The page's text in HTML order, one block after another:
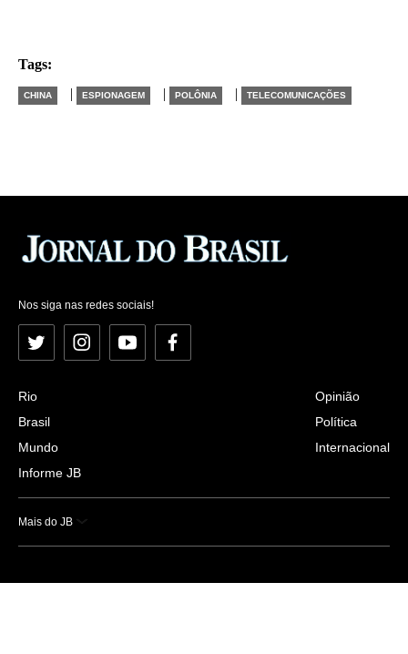
Tags:
CHINA | ESPIONAGEM | POLÔNIA | TELECOMUNICAÇÕES
Nos siga nas redes sociais!
Twitter InstagramYouTubeFacebook
Rio
Brasil
Mundo
Informe JB
Opinião
Política
Internacional
Mais do JB
Esportes